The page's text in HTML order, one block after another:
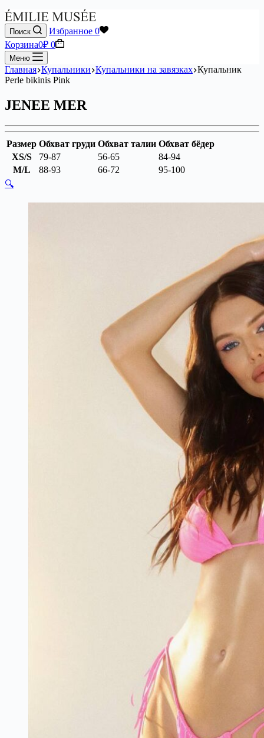
Поиск Избранное 0
Корзина0₽ 0
Меню
Главная Купальники Купальники на завязках Купальник
Perle bikinis Pink
JENEE MER
Размер Обхват груди Обхват талии Обхват бёдер
XS/S
79-87 56-65
84-94
M/L
88-93 66-72
95-100
🔍